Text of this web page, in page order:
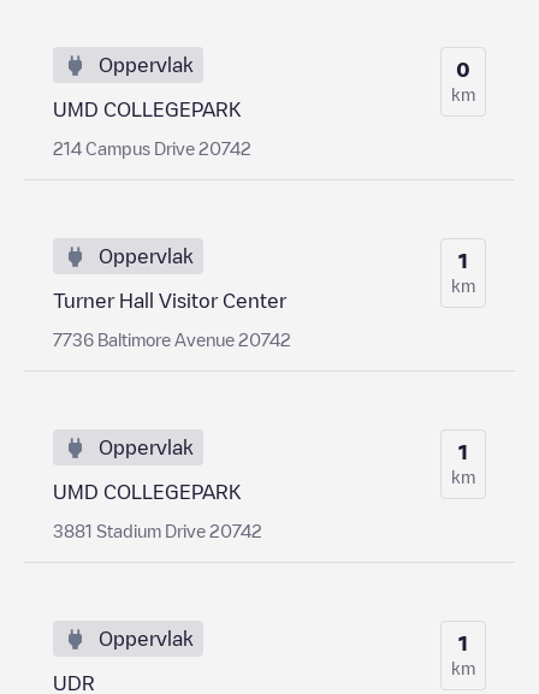
Oppervlak
UMD COLLEGEPARK
214 Campus Drive 20742
0
km
Oppervlak
Turner Hall Visitor Center
7736 Baltimore Avenue 20742
1
km
Oppervlak
UMD COLLEGEPARK
3881 Stadium Drive 20742
1
km
Oppervlak
UDR
1
km